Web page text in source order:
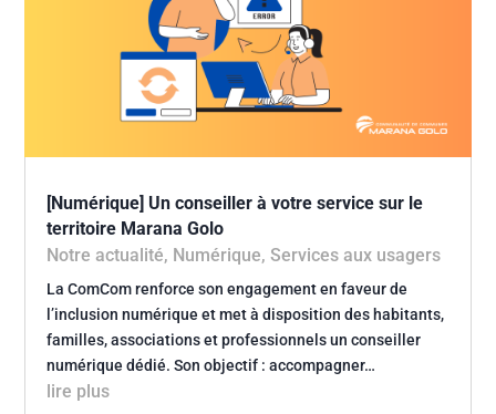
[Numérique] Un conseiller à votre service sur le
territoire Marana Golo
Notre actualité, Numérique,Services aux usagers
La ComCom renforce son engagement en faveur de
l’inclusion numérique et met à disposition des habitants,
familles, associations et professionnels un conseiller
numérique dédié. Son objectif : accompagner…
lire plus